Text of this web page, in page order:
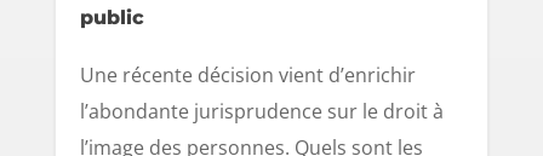
public
Une récente décision vient d’enrichir
l’abondante jurisprudence sur le droit à
l’image des personnes. Quels sont les